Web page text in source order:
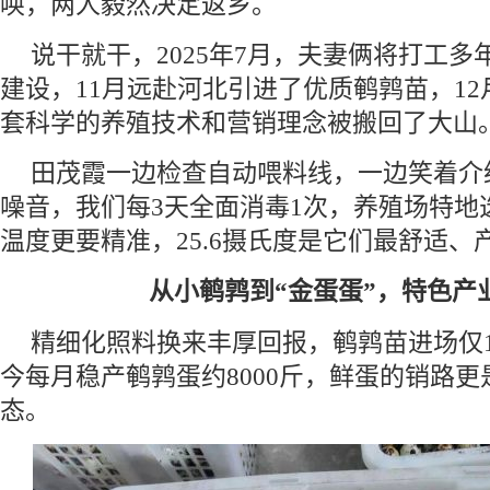
说干就干，2025年7月，夫妻俩将打工多
建设，11月远赴河北引进了优质鹌鹑苗，
套科学的养殖技术和营销理念被搬回了大山
田茂霞一边检查自动喂料线，一边笑着
噪音，我们每3天全面消毒1次，养殖场特
温度更要精准，25.6摄氏度是它们最舒适、
从小鹌鹑到“金蛋蛋”，特色产
精细化照料换来丰厚回报，鹌鹑苗进场
今每月稳产鹌鹑蛋约8000斤，鲜蛋的销路
态。